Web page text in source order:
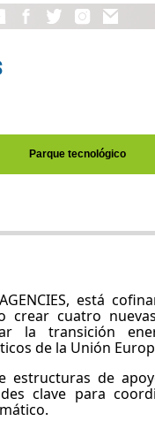
Parque tecnológico
está
crear cuatro
la transición
de la Unión
estructuras de
clave para